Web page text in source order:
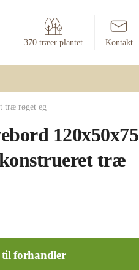
370 træer plantet Kontakt
træ røget eg
120x50x75
træ
til forhandler